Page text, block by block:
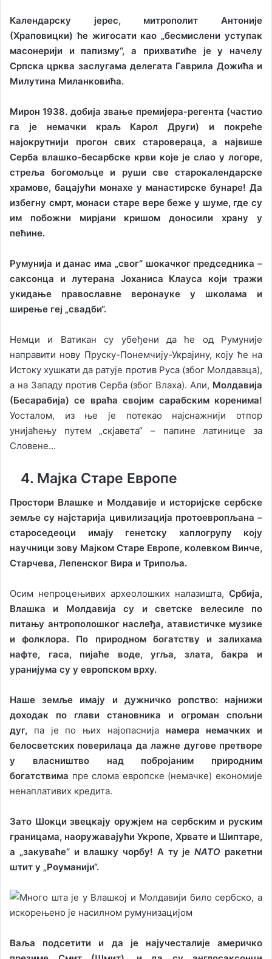
Календарску јерес, митрополит Антоније
(Храповицки) ће жигосати као „бесмислени уступак
масонерији и папизму“, а прихватиће је у начелу
Српска црква заслугама делегата Гаврила Дожића и
Милутина Миланковића.
Мирон 1938. добија звање премијера-регента (частио
га је немачки краљ Карол Други) и покреће
најокрутнији прогон свих старовераца, а највише
Серба влашко-бесарбске крви које је слао у логоре,
стреља богомољце и руши све старокалендарске
храмове, бацајући монахе у манастирске бунаре! Да
избегну смрт, монаси старе вере беже у шуме, где су
им побожни мирјани кришом доносили храну у
пећине.
Румунија и данас има „свог“ шокачког председника –
саксонца и лутерана Јоханиса Клауса који тражи
укидање православне веронауке у школама и
ширење геј „свадби“.
Немци и Ватикан су убеђени да ће од Румуније
направити нову Пруску-Понемчију-Украјину, коју ће на
Истоку хушкати да ратује против Руса (због Молдаваца),
а на Западу против Серба (због Влаха). Али, Молдавија
(Бесарабија) се враћа својим сарабским коренима!
Уосталом, из ње је потекао најснажнији отпор
унијаћењу путем „скјавета“ – папине латинице за
Словене…
4. Мајка Старе Европе
Простори Влашке и Молдавије и историјске сербске
земље су најстарија цивилизација протоевропљана –
староседеоци имају генетску хаплогрупу коју
научници зову Мајком Старе Европе, колевком Винче,
Старчева, Лепенског Вира и Трипоља.
Осим непроцењивих археолошких налазишта, Србија,
Влашка и Молдавија су и светске велесиле по
питању антрополошког наслеђа, атавистичке музике
и фолклора.
По природном богатству и залихама
нафте, гаса, пијаће воде, угља, злата, бакра и
уранијума су у европском врху.
Наше земље имају и дужничко ропство: најнижи
доходак по глави становника и огроман спољни
дуг, па је по њих најопаснија намера немачких и
белосветских поверилаца да лажне дугове претворе
у власништво над побројаним природним
богатствима пре слома европске (немачке) економије
ненаплативих кредита.
Зато Шокци звецкају оружјем на сербским и руским
границама, наоружавајући Укропе, Хрвате и Шиптаре,
а „закуваће“ и влашку чорбу! А ту јеNATO ракетни
штит у „Роуманији“.
Ваља подсетити и да је најучесталије америчко